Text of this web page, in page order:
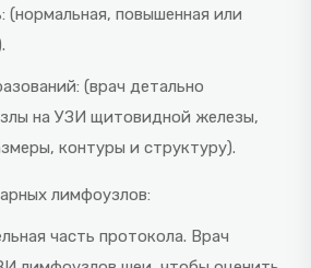
(нормальная, повышенная или
(врач детально
на УЗИ щитовидной железы,
контуры и структуру).
лимфоузлов:
часть протокола. Врач